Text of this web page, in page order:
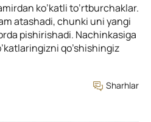
ko’katli to’rtburchaklar.
atashadi, chunki uni yangi
pishirishadi. Nachinkasiga
qo’shishingiz
Sharhlar